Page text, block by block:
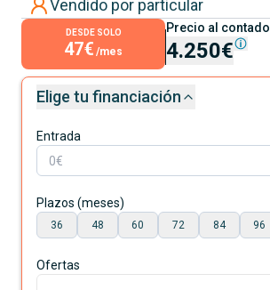
Vendido por particular
DESDE SOLO
47€ /mes
Precio al contado
4.250€
Elige tu financiación
Entrada
Plazos (meses)
36 48 60 72 84 96
Ofertas